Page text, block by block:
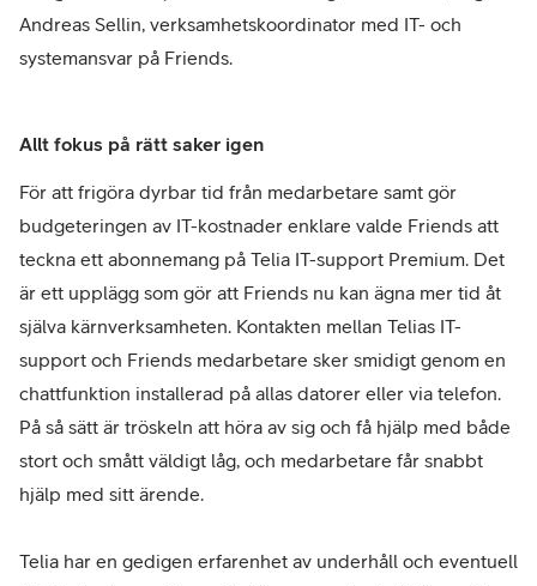
Andreas Sellin, verksamhetskoordinator med IT- och
systemansvar på Friends.
Allt fokus på rätt saker igen
För att frigöra dyrbar tid från medarbetare samt gör
budgeteringen av IT-kostnader enklare valde Friends att
teckna ett abonnemang på Telia IT-support Premium. Det
är ett upplägg som gör att Friends nu kan ägna mer tid åt
själva kärnverksamheten. Kontakten mellan Telias IT-
support och Friends medarbetare sker smidigt genom en
chattfunktion installerad på allas datorer eller via telefon.
På så sätt är tröskeln att höra av sig och få hjälp med både
stort och smått väldigt låg, och medarbetare får snabbt
hjälp med sitt ärende.
Telia har en gedigen erfarenhet av underhåll och eventuell